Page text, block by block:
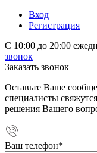
Вход
Регистрация
С 10:00 до 20:00
звонок
Заказать звонок
Оставьте Ваше
специалисты
решения Вашего
Ваш телефон*